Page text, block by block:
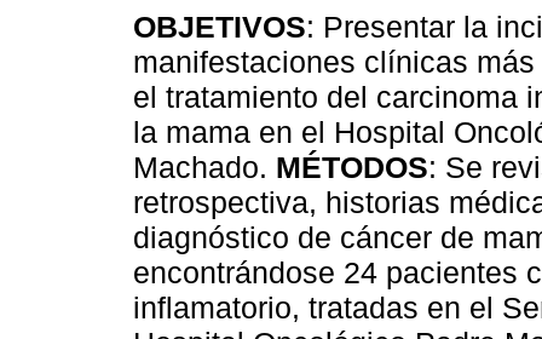
OBJETIVOS: Presentar la
manifestaciones clínicas
el tratamiento del carcinoma
la mama en el Hospital
Machado. MÉTODOS: Se
retrospectiva, historias
diagnóstico de cáncer de
encontrándose 24 pacientes
inflamatorio, tratadas en el